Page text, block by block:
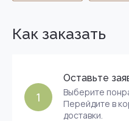
Как заказать
1
Оставьте
Выберите
Перейдите в
доставки.